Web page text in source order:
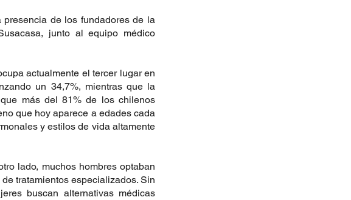
de los fundadores de la
junto al equipo médico
actualmente el tercer lugar en
un 34,7%, mientras que la
más del 81% de los chilenos
que hoy aparece a edades cada
y estilos de vida altamente
lado, muchos hombres optaban
tratamientos especializados. Sin
buscan alternativas médicas